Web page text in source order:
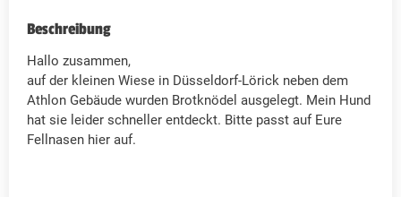
Beschreibung
Hallo zusammen,
auf der kleinen Wiese in Düsseldorf-Lörick neben dem
Athlon Gebäude wurden Brotknödel ausgelegt. Mein Hund
hat sie leider schneller entdeckt. Bitte passt auf Eure
Fellnasen hier auf.